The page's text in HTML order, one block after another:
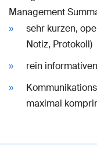
Management
sehr kurzen,
Notiz, Protokoll)
rein
maximal